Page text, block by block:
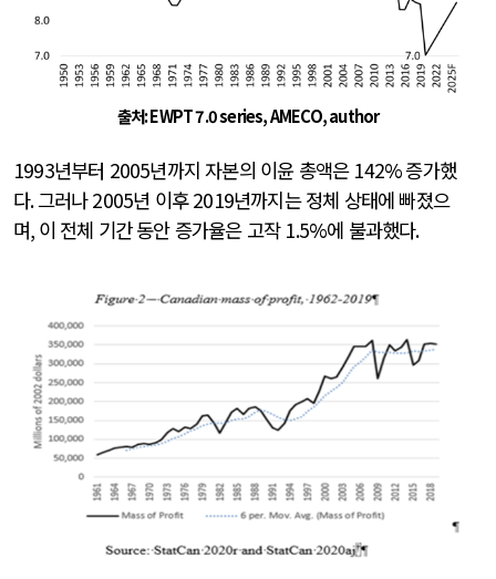
출처: EWPT 7.0 series, AMECO, author
1993년부터 2005년까지 자본의 이윤 총액은 142%증가했
다.그러나2005년 이후2019년까지는 정체 상태에 빠졌으
며, 이 전체 기간 동안 증가율은 고작 1.5%에 불과했다.